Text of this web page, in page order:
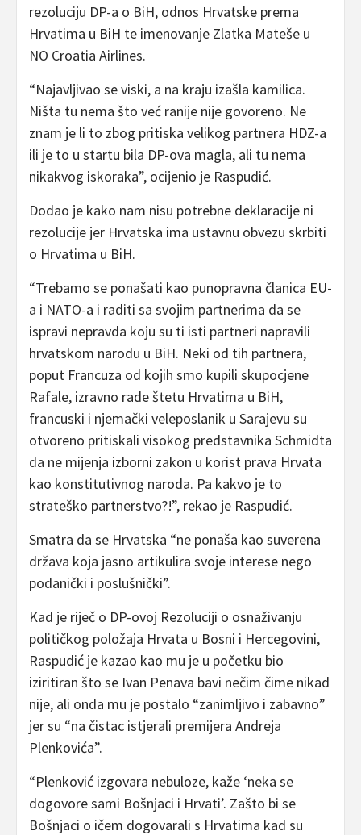
rezoluciju DP-a o BiH, odnos Hrvatske prema
Hrvatima u BiH te imenovanje Zlatka Mateše u
NO Croatia Airlines.
“Najavljivao se viski, a na kraju izašla kamilica.
Ništa tu nema što već ranije nije govoreno. Ne
znam je li to zbog pritiska velikog partnera HDZ-a
ili je to u startu bila DP-ova magla, ali tu nema
nikakvog iskoraka”, ocijenio je Raspudić.
Dodao je kako nam nisu potrebne deklaracije ni
rezolucije jer Hrvatska ima ustavnu obvezu skrbiti
o Hrvatima u BiH.
“Trebamo se ponašati kao punopravna članica EU-
a i NATO-a i raditi sa svojim partnerima da se
ispravi nepravda koju su ti isti partneri napravili
hrvatskom narodu u BiH. Neki od tih partnera,
poput Francuza od kojih smo kupili skupocjene
Rafale, izravno rade štetu Hrvatima u BiH,
francuski i njemački veleposlanik u Sarajevu su
otvoreno pritiskali visokog predstavnika Schmidta
da ne mijenja izborni zakon u korist prava Hrvata
kao konstitutivnog naroda. Pa kakvo je to
strateško partnerstvo?!”, rekao je Raspudić.
Smatra da se Hrvatska “ne ponaša kao suverena
država koja jasno artikulira svoje interese nego
podanički i poslušnički”.
Kad je riječ o DP-ovoj Rezoluciji o osnaživanju
političkog položaja Hrvata u Bosni i Hercegovini,
Raspudić je kazao kao mu je u početku bio
iziritiran što se Ivan Penava bavi nečim čime nikad
nije, ali onda mu je postalo “zanimljivo i zabavno”
jer su “na čistac istjerali premijera Andreja
Plenkovića”.
“Plenković izgovara nebuloze, kaže ‘neka se
dogovore sami Bošnjaci i Hrvati’. Zašto bi se
Bošnjaci o ičem dogovarali s Hrvatima kad su